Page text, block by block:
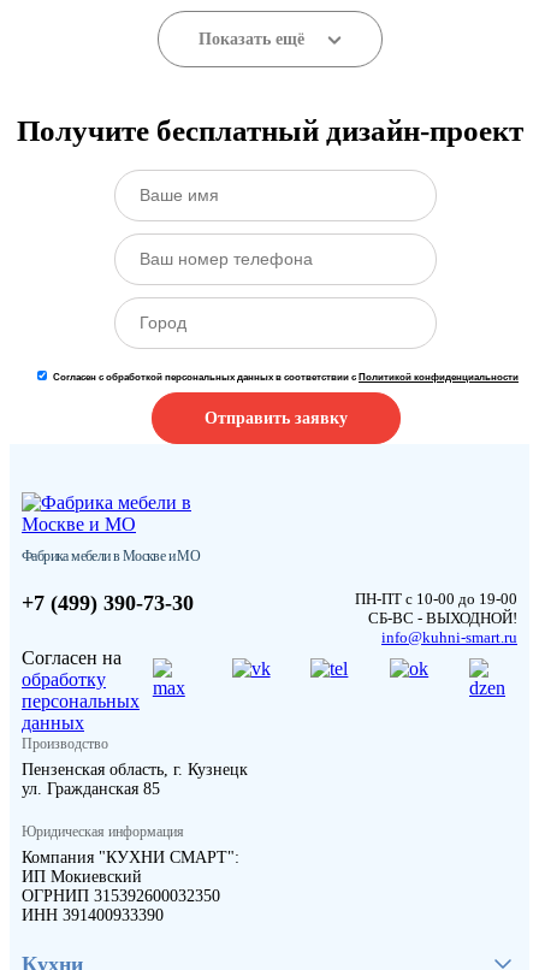
Показать ещё
Получите бесплатный дизайн-проект
Согласен с обработкой персональных данных в соответствии с Политикой конфиденциальности
Отправить заявку
Фабрика мебели в Москве и МО
+7 (499) 390-73-30
ПН-ПТ с 10-00 до 19-00
СБ-ВС - ВЫХОДНОЙ!
info@kuhni-smart.ru
Согласен на
обработку
персональных
данных
Производство
Пензенская область, г. Кузнецк
ул. Гражданская 85
Юридическая информация
Компания "КУХНИ СМАРТ":
ИП Мокиевский
ОГРНИП 315392600032350
ИНН 391400933390
Кухни